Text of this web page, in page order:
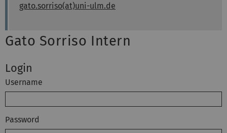
gato.sorriso(at)uni-ulm.de
Gato Sorriso Intern
Login
Username
Password